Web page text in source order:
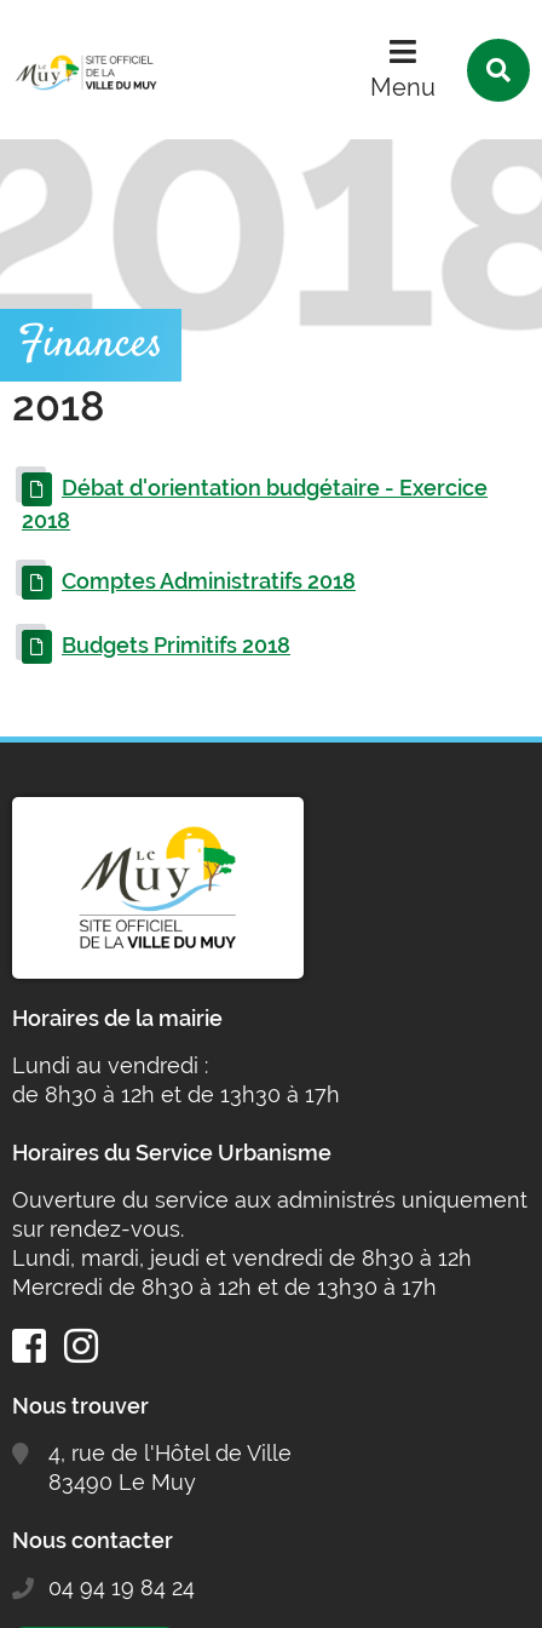
Menu
Finances
2018
Débat d'orientation budgétaire - Exercice
2018
Comptes Administratifs 2018
Budgets Primitifs 2018
Horaires de la mairie
Lundi au vendredi :
de 8h30 à 12h et de 13h30 à 17h
Horaires du Service Urbanisme
Ouverture du service aux administrés uniquement
sur rendez-vous.
Lundi, mardi, jeudi et vendredi de 8h30 à 12h
Mercredi de 8h30 à 12h et de 13h30 à 17h
Nous trouver
4, rue de l'Hôtel de Ville
83490 Le Muy
Nous contacter
04 94 19 84 24